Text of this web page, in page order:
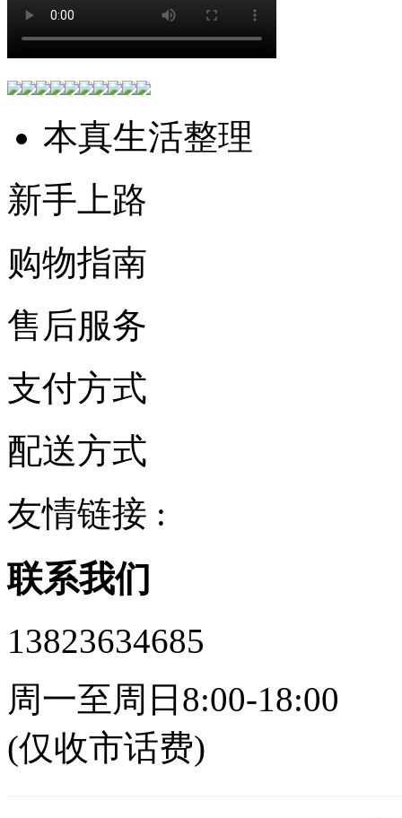
本真生活整理
新手上路
购物指南
售后服务
支付方式
配送方式
友情链接 :
联系我们
13823634685
周一至周日8:00-18:00
(仅收市话费)